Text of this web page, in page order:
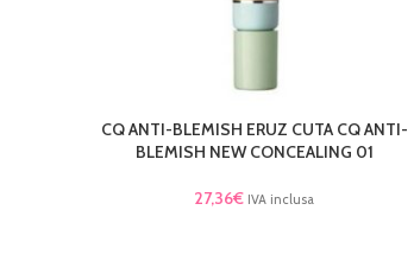
LEGGI TUTTO
CQ ANTI-BLEMISH ERUZ CUTA CQ ANTI-
BLEMISH NEW CONCEALING 01
27,36€ IVA inclusa